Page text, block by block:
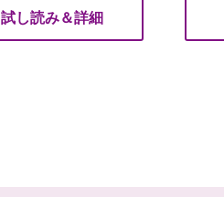
試し読み＆詳細